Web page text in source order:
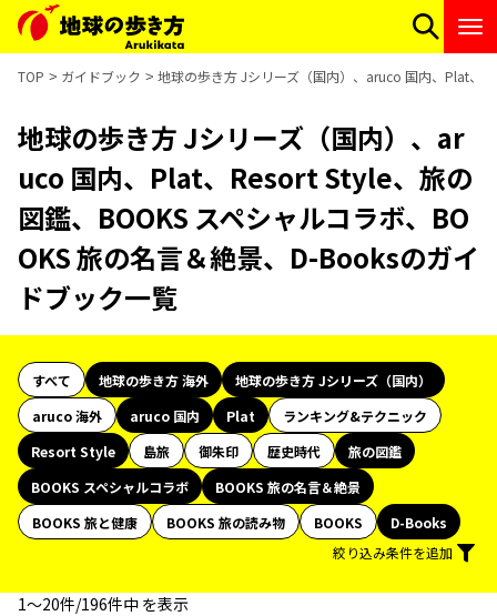
TOP ガイドブック 地球の歩き方 Jシリーズ（国内）、aruco 国内、Plat、
地球の歩き方 Jシリーズ（国内）、ar
uco 国内、Plat、Resort Style、旅の
図鑑、BOOKS スペシャルコラボ、BO
OKS 旅の名言＆絶景、D-Booksのガイ
ドブック一覧
すべて 地球の歩き方 海外
地球の歩き方 Jシリーズ（国内）
aruco 海外
aruco 国内 Plat
ランキング&テクニック
Resort Style
島旅 御朱印 歴史時代
旅の図鑑
BOOKS スペシャルコラボ
BOOKS 旅の名言＆絶景
BOOKS 旅と健康
BOOKS 旅の読み物 BOOKS
D-Books
絞り込み条件を追加
1〜20件/196件中 を表示